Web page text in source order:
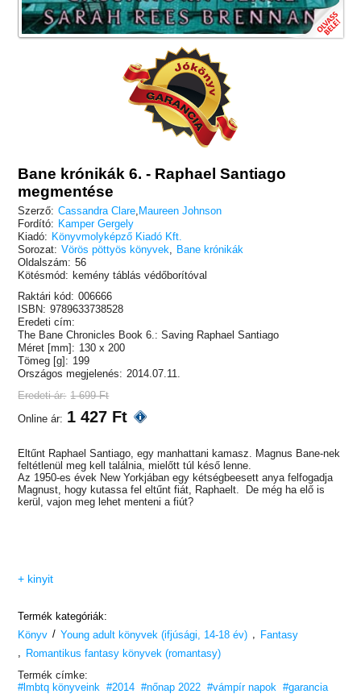
Bane krónikák 6. - Raphael Santiago
megmentése
Szerző: Cassandra Clare, Maureen Johnson
Fordító: Kamper Gergely
Kiadó: Könyvmolyképző Kiadó Kft.
Sorozat: Vörös pöttyös könyvek, Bane krónikák
Oldalszám: 56
Kötésmód: kemény táblás védőborítóval
Raktári kód: 006666
ISBN: 9789633738528
Eredeti cím:
The Bane Chronicles Book 6.: Saving Raphael Santiago
Méret [mm]: 130 x 200
Tömeg [g]: 199
Országos megjelenés: 2014.07.11.
Eredeti ár: 1 699 Ft
Online ár: 1 427 Ft
Eltűnt Raphael Santiago, egy manhattani kamasz. Magnus Bane-nek
feltétlenül meg kell találnia, mielőtt túl késő lenne.
Az 1950-es évek New Yorkjában egy kétségbeesett anya felfogadja
Magnust, hogy kutassa fel eltűnt fiát, Raphaelt. De még ha elő is
kerül, vajon meg lehet menteni a fiút?
+ kinyit
Termék kategóriák:
Könyv / Young adult könyvek (ifjúsági, 14-18 év) , Fantasy
, Romantikus fantasy könyvek (romantasy)
Termék címke:
#lmbtq könyveink
#2014 #nőnap 2022 #vámpír napok
#garancia